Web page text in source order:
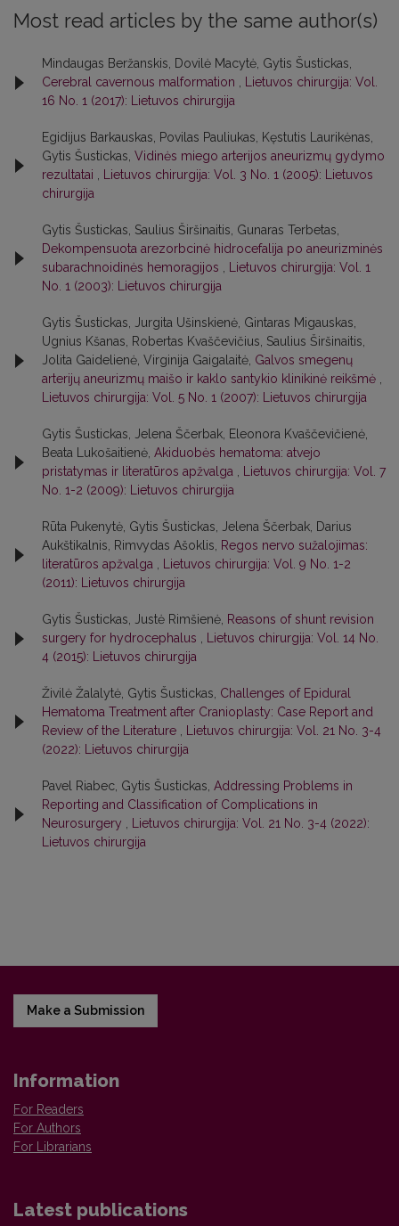
Most read articles by the same author(s)
Mindaugas Beržanskis, Dovilė Macytė, Gytis Šustickas,
Cerebral cavernous malformation
Lietuvos chirurgija: Vol.
16 No. 1 (2017): Lietuvos chirurgija
Egidijus Barkauskas, Povilas Pauliukas, Kęstutis Laurikėnas,
Gytis Šustickas, Vidinės miego arterijos aneurizmų gydymo
rezultatai
Lietuvos chirurgija: Vol. 3 No. 1 (2005): Lietuvos
chirurgija
Gytis Šustickas, Saulius Širšinaitis, Gunaras Terbetas,
Dekompensuota arezorbcinė hidrocefalija po aneurizminės
subarachnoidinės hemoragijos
Lietuvos chirurgija: Vol. 1
No. 1 (2003): Lietuvos chirurgija
Gytis Šustickas, Jurgita Ušinskienė, Gintaras Migauskas,
Ugnius Kšanas, Robertas Kvaščevičius, Saulius Širšinaitis,
Jolita Gaidelienė, Virginija Gaigalaitė, Galvos smegenų
arterijų aneurizmų maišo ir kaklo santykio klinikinė reikšmė
Lietuvos chirurgija: Vol. 5 No. 1 (2007): Lietuvos chirurgija
Gytis Šustickas, Jelena Ščerbak, Eleonora Kvaščevičienė,
Beata Lukošaitienė, Akiduobės hematoma: atvejo
pristatymas ir literatūros apžvalga
Lietuvos chirurgija: Vol. 7
No. 1-2 (2009): Lietuvos chirurgija
Rūta Pukenytė, Gytis Šustickas, Jelena Ščerbak, Darius
Aukštikalnis, Rimvydas Ašoklis,
Regos nervo sužalojimas:
literatūros apžvalga
Lietuvos chirurgija: Vol. 9 No. 1-2
(2011): Lietuvos chirurgija
Gytis Šustickas, Justė Rimšienė, Reasons of shunt revision
surgery for hydrocephalus
Lietuvos chirurgija: Vol. 14 No.
4 (2015): Lietuvos chirurgija
Živilė Žalalytė, Gytis Šustickas, Challenges of Epidural
Hematoma Treatment after Cranioplasty: Case Report and
Review of the Literature
Lietuvos chirurgija: Vol. 21 No. 3-4
(2022): Lietuvos chirurgija
Pavel Riabec, Gytis Šustickas, Addressing Problems in
Reporting and Classification of Complications in
Neurosurgery
Lietuvos chirurgija: Vol. 21 No. 3-4 (2022):
Lietuvos chirurgija
Make a Submission
Information
For Readers
For Authors
For Librarians
Latest publications